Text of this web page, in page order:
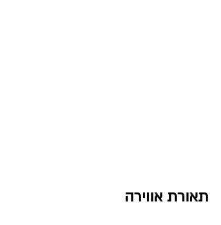
תאורת אווירה